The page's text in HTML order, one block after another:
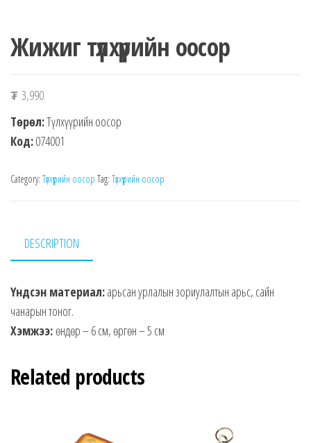
Жижиг түлхүүрийн оосор
₮ 3,990
Төрөл:Түлхүүрийн оосор
Код:074001
Category: Түлхүүрийн оосор Tag: Түлхүүрийн оосор
DESCRIPTION
Үндсэн материал:арьсан урлалын зориулалтын арьс, сайн
чанарын тоног.
Хэмжээ:өндөр – 6 см, өргөн – 5 см
Related products